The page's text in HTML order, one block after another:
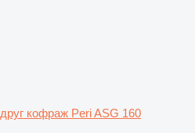
друг кофраж Peri ASG 160